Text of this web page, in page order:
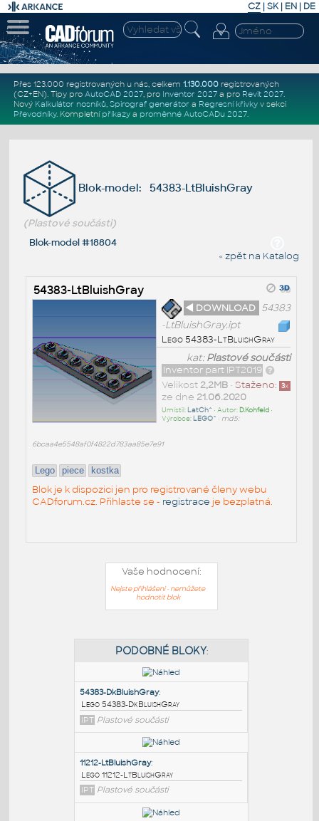
CZ | SK| EN | DE
Přes 123.000 registrovaných u nás, celkem 1.130.000registrovaných
(CZ+EN). Tipy pro AutoCAD 2027, pro Inventor 2027a pro Revit 2027.
Nový Kalkulátor nosníků, Spirograf generátor a Regresní křivkyv sekci
Převodníky. Kompletní příkazya proměnné AutoCADu 2027.
Blok-model: 54383-LtBluishGray
(Plastové součásti)
Blok-model #18804
« zpět na Katalog
54383-LtBluishGray
◄ DOWNLOAD 54383
-LtBluishGray.ipt
Lego 54383-LtBluishGray
kat:Plastové součásti
Inventor part IPT2019
Staženo: 3x
Velikost 2,2MB•
ze dne 21.06.2020
Umístil: LatCh^ • Autor: D.Kohfeld•
Výrobce: LEGO^ • md5:
6bcaa4e5548af0f4822d783aa85e7e91
Lego piece kostka
Blok je k dispozici jen pro registrované členy webu
CADforum.cz. Přihlaste se - registrace je bezplatná.
Vaše hodnocení:
Nejste přihlášeni - nemůžete
hodnotit blok
PODOBNÉ BLOKY
54383-DkBluishGray